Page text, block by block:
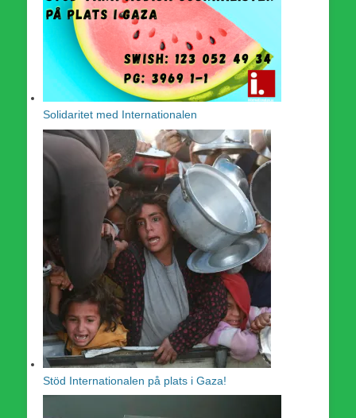
Solidaritet med Internationalen
Stöd Internationalen på plats i Gaza!